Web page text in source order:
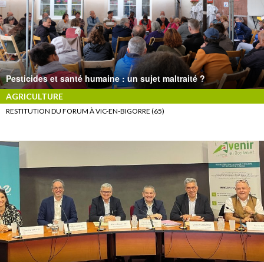
Pesticides et santé humaine : un sujet maltraité ?
AGRICULTURE
RESTITUTION DU FORUM À VIC-EN-BIGORRE (65)